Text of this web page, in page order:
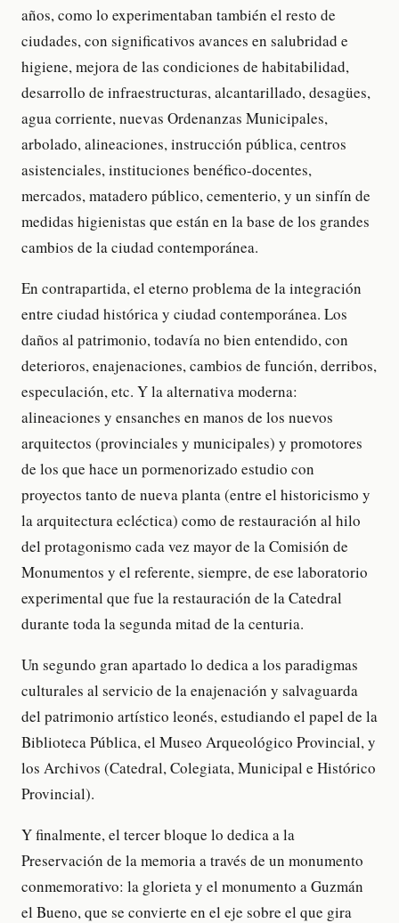
años, como lo experimentaban también el resto de
ciudades, con significativos avances en salubridad e
higiene, mejora de las condiciones de habitabilidad,
desarrollo de infraestructuras, alcantarillado, desagües,
agua corriente, nuevas Ordenanzas Municipales,
arbolado, alineaciones, instrucción pública, centros
asistenciales, instituciones benéfico-docentes,
mercados, matadero público, cementerio, y un sinfín de
medidas higienistas que están en la base de los grandes
cambios de la ciudad contemporánea.
En contrapartida, el eterno problema de la integración
entre ciudad histórica y ciudad contemporánea. Los
daños al patrimonio, todavía no bien entendido, con
deterioros, enajenaciones, cambios de función, derribos,
especulación, etc. Y la alternativa moderna:
alineaciones y ensanches en manos de los nuevos
arquitectos (provinciales y municipales) y promotores
de los que hace un pormenorizado estudio con
proyectos tanto de nueva planta (entre el historicismo y
la arquitectura ecléctica) como de restauración al hilo
del protagonismo cada vez mayor de la Comisión de
Monumentos y el referente, siempre, de ese laboratorio
experimental que fue la restauración de la Catedral
durante toda la segunda mitad de la centuria.
Un segundo gran apartado lo dedica a los paradigmas
culturales al servicio de la enajenación y salvaguarda
del patrimonio artístico leonés, estudiando el papel de la
Biblioteca Pública, el Museo Arqueológico Provincial, y
los Archivos (Catedral, Colegiata, Municipal e Histórico
Provincial).
Y finalmente, el tercer bloque lo dedica a la
Preservación de la memoria a través de un monumento
conmemorativo: la glorieta y el monumento a Guzmán
el Bueno, que se convierte en el eje sobre el que gira